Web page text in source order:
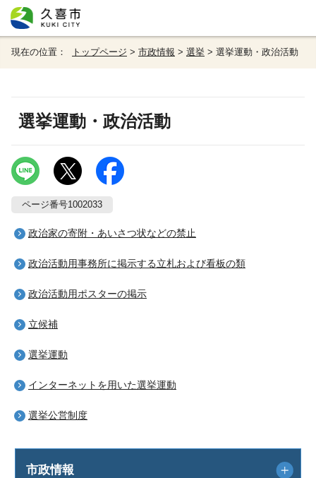
現在の位置： トップページ > 市政情報 > 選挙 > 選挙運動・政治活動
選挙運動・政治活動
ページ番号1002033
政治家の寄附・あいさつ状などの禁止
政治活動用事務所に掲示する立札および看板の類
政治活動用ポスターの掲示
立候補
選挙運動
インターネットを用いた選挙運動
選挙公営制度
市政情報